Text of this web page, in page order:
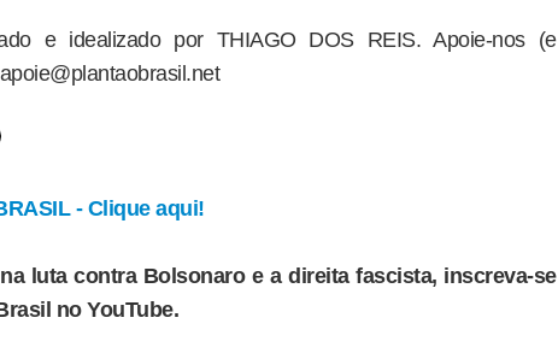
e idealizado por THIAGO DOS REIS. Apoie-nos (e
- Clique aqui!
luta contra Bolsonaro e a direita fascista, inscreva-se
no YouTube.